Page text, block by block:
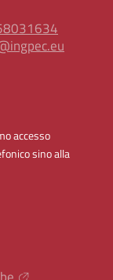
accesso
sino alla